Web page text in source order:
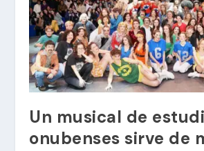
Un musical de
onubenses sirve de